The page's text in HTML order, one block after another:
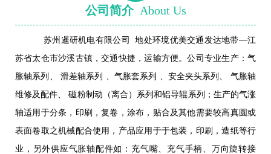
公司简介 About Us
苏州暹研机电有限公司 地处环境优美交通发达地带—江
苏省太仓市沙溪古镇，交通快捷，运输方便。公司专业生产：气
胀轴系列、 滑差轴系列 、气胀套系列 、安全夹头系列、 气胀轴
维修及配件、 磁粉制动（离合）系列和铝导辊系列；生产的气涨
轴适用于分条，印刷，复卷，涂布，贴合及其他需要较高真圆或
表面卷取之机械配合使用，产品应用于于包装，印刷，造纸等行
业，另外供应气胀轴配件如：充气嘴、充气手柄、万向旋转接